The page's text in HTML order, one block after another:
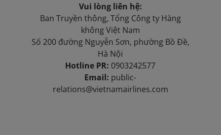
Vui lòng liên hệ:
Ban Truyền thông, Tổng Công ty Hàng
không Việt Nam
Số 200 đường Nguyễn Sơn, phường Bồ Đề,
Hà Nội
Hotline PR: 0903242577
Email: public-
relations@vietnamairlines.com